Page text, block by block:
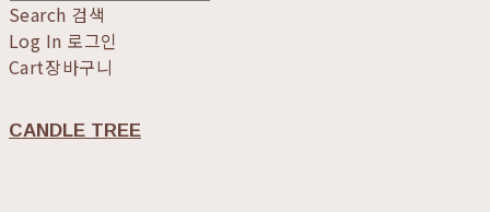
Search 검색
Log In 로그인
Cart장바구니
CANDLE TREE